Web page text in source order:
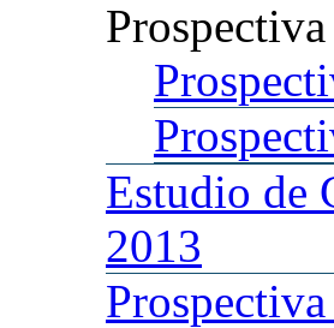
Prospectiva
Estudio de
2013
Prospectiva